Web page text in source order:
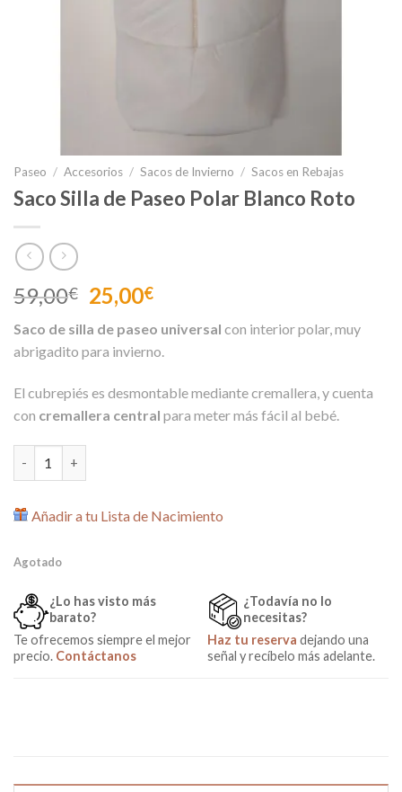
Paseo / Accesorios / Sacos de Invierno / Sacos en Rebajas
Saco Silla de Paseo Polar Blanco Roto
59,00€ El
precio
original
era:
25,00€El
actual
es:
Saco de silla de paseo universal con interior polar, muy
abrigadito para invierno.
El cubrepiés es desmontable mediante cremallera, y cuenta
con cremallera central para meter más fácil al bebé.
Añadir a tu Lista de Nacimiento
Agotado
¿Lo has visto más
barato?
Te ofrecemos siempre el mejor
precio. Contáctanos
¿Todavía no lo
necesitas?
Haz tu reserva dejando una
señal y recíbelo más adelante.